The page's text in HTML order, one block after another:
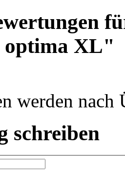
optima XL"
werden
schreiben